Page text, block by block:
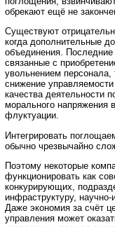
обрекают ещё не
Существуют
когда дополнительные
объединения.
связанные с
увольнением персонала,
снижение
качества деятельности
морального напряжения
флуктуации.
Интегрировать
обычно чрезвычайно
Поэтому некоторые
функционировать как
конкурирующих,
инфраструктуру,
Даже экономия за счёт
управления может